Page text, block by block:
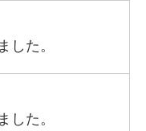
した。
した。